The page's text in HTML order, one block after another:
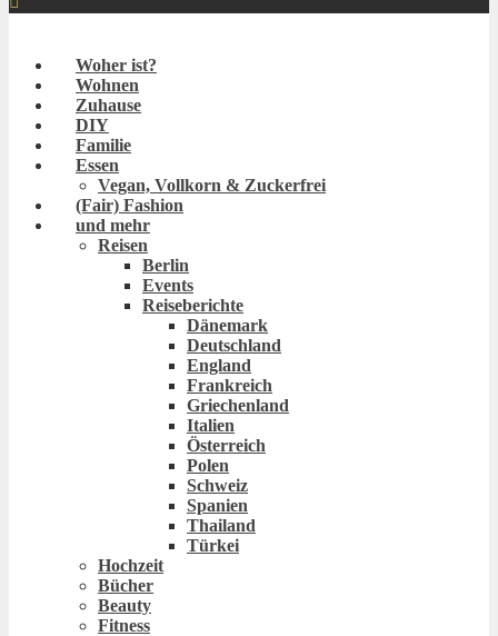
Woher ist?
Wohnen
Zuhause
DIY
Familie
Essen
Vegan, Vollkorn & Zuckerfrei
(Fair) Fashion
und mehr
Reisen
Berlin
Events
Reiseberichte
Dänemark
Deutschland
England
Frankreich
Griechenland
Italien
Österreich
Polen
Schweiz
Spanien
Thailand
Türkei
Hochzeit
Bücher
Beauty
Fitness